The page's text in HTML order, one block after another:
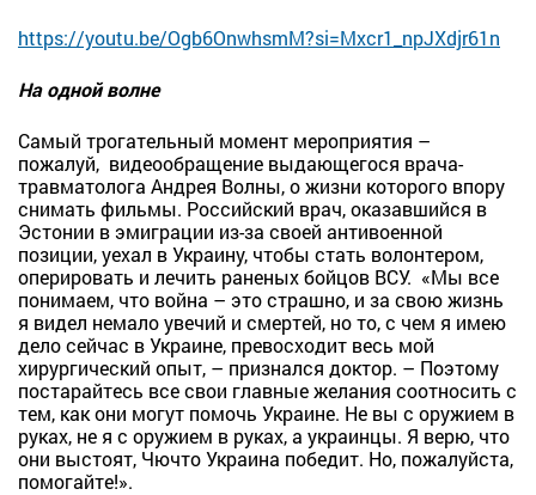
https://youtu.be/Ogb6OnwhsmM?si=Mxcr1_npJXdjr61n
На одной волне
Самый трогательный момент мероприятия –
пожалуй, видеообращение выдающегося врача-
травматолога Андрея Волны, о жизни которого впору
снимать фильмы. Российский врач, оказавшийся в
Эстонии в эмиграции из-за своей антивоенной
позиции, уехал в Украину, чтобы стать волонтером,
оперировать и лечить раненых бойцов ВСУ. «Мы все
понимаем, что война – это страшно, и за свою жизнь
я видел немало увечий и смертей, но то, с чем я имею
дело сейчас в Украине, превосходит весь мой
хирургический опыт, – признался доктор. – Поэтому
постарайтесь все свои главные желания соотносить с
тем, как они могут помочь Украине. Не вы с оружием в
руках, не я с оружием в руках, а украинцы. Я верю, что
они выстоят, Чючто Украина победит. Но, пожалуйста,
помогайте!».